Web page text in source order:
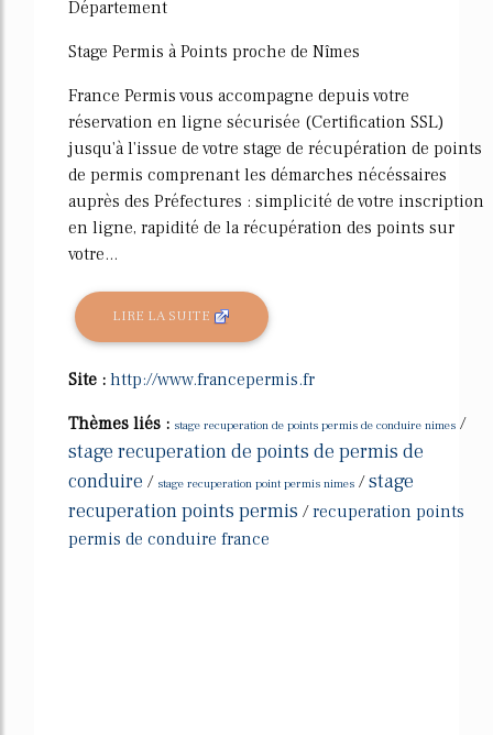
Département
Stage Permis à Points proche de Nîmes
France Permis vous accompagne depuis votre
réservation en ligne sécurisée (Certification SSL)
jusqu'à l'issue de votre stage de récupération de points
de permis comprenant les démarches nécéssaires
auprès des Préfectures : simplicité de votre inscription
en ligne, rapidité de la récupération des points sur
votre...
LIRE LA SUITE
Site : http://www.francepermis.fr
Thèmes liés : stage recuperation de points permis de conduire nimes /
stage recuperation de points de permis de
conduire / stage recuperation point permis nimes /stage
recuperation points permis /recuperation points
permis de conduire france